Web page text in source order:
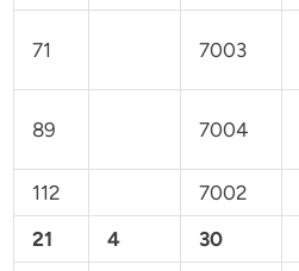
71 7003
89 7004
112 7002
21
4 30